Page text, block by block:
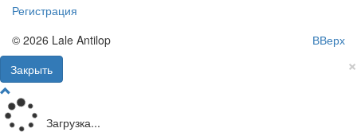
Регистрация
ВВерх
© 2026 Lale Antilop
×
Закрыть
Загрузка...